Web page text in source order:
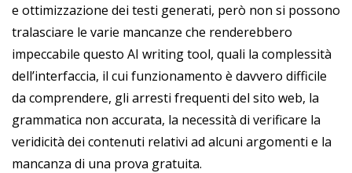
e ottimizzazione dei testi generati, però non si possono
tralasciare le varie mancanze che renderebbero
impeccabile questo AI writing tool, quali la complessità
dell’interfaccia, il cui funzionamento è davvero difficile
da comprendere, gli arresti frequenti del sito web, la
grammatica non accurata, la necessità di verificare la
veridicità dei contenuti relativi ad alcuni argomenti e la
mancanza di una prova gratuita.